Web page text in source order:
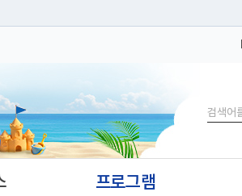
도메인 주소를 확인해 보세요
검색
프로그램